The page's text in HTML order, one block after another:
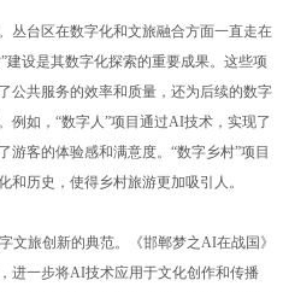
台区在数字化和文旅融合方面一直走在
建设是其数字化探索的重要成果。这些项
公共服务的效率和质量，还为后续的数字
例如，“数字人”项目通过AI技术，实现了
游客的体验感和满意度。“数字乡村”项目
和历史，使得乡村旅游更加吸引人。
旅创新的典范。《邯郸梦之AI在战国》
进一步将AI技术应用于文化创作和传播